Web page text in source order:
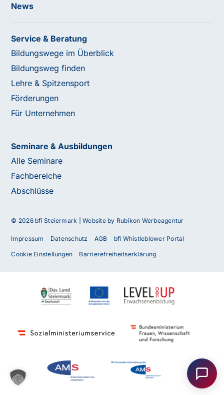
Haben Sie Fragen oder benötigen Sie
Unser Team ist gerne für Sie da! Nehmen Sie jetzt
Kontakt mit uns auf – wir freuen uns auf Ihre Anfrage.
News
Service & Beratung
Bildungswege im Überblick
Bildungsweg finden
Lehre & Spitzensport
Förderungen
Für Unternehmen
Seminare & Ausbildungen
Alle Seminare
Fachbereiche
Abschlüsse
© 2026 bfi Steiermark |Website by Rubikon Werbeagentur
Impressum Datenschutz AGB bfi Whistleblower Portal
Cookie Einstellungen Barrierefreiheitserklärung